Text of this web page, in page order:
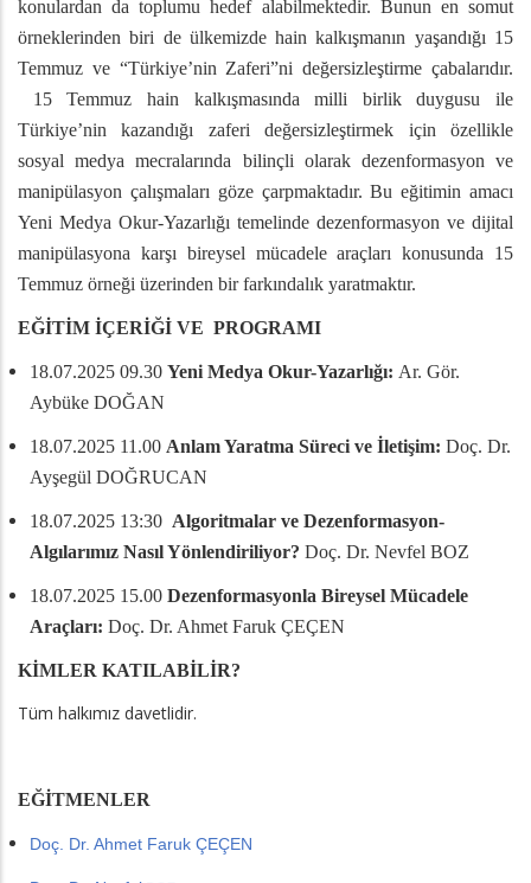
konulardan da toplumu hedef alabilmektedir. Bunun en somut
örneklerinden biri de ülkemizde hain kalkışmanın yaşandığı 15
Temmuz ve “Türkiye’nin Zaferi”ni değersizleştirme çabalarıdır.
15 Temmuz hain kalkışmasında milli birlik duygusu ile
Türkiye’nin kazandığı zaferi değersizleştirmek için özellikle
sosyal medya mecralarında bilinçli olarak dezenformasyon ve
manipülasyon çalışmaları göze çarpmaktadır. Bu eğitimin amacı
Yeni Medya Okur-Yazarlığı temelinde dezenformasyon ve dijital
manipülasyona karşı bireysel mücadele araçları konusunda 15
Temmuz örneği üzerinden bir farkındalık yaratmaktır.
EĞİTİM İÇERİĞİ VE PROGRAMI
18.07.2025 09.30 Yeni Medya Okur-Yazarlığı: Ar. Gör.
Aybüke DOĞAN
18.07.2025 11.00 Anlam Yaratma Süreci ve İletişim: Doç. Dr.
Ayşegül DOĞRUCAN
18.07.2025 13:30 Algoritmalar ve Dezenformasyon-
Algılarımız Nasıl Yönlendiriliyor? Doç. Dr. Nevfel BOZ
18.07.2025 15.00 Dezenformasyonla Bireysel Mücadele
Araçları: Doç. Dr. Ahmet Faruk ÇEÇEN
KİMLER KATILABİLİR?
Tüm halkımız davetlidir.
EĞİTMENLER
Doç. Dr. Ahmet Faruk ÇEÇEN